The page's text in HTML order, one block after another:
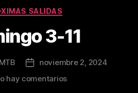
Categorías
SALIDAS
3-11
Fechanoviembre 2, 2024
hay comentariosen